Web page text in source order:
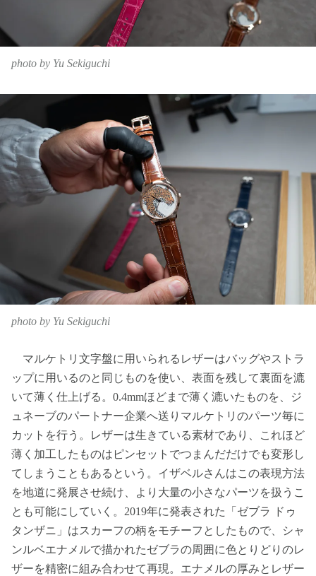
photo by Yu Sekiguchi
photo by Yu Sekiguchi
マルケトリ文字盤に用いられるレザーはバッグやストラ
ップに用いるのと同じものを使い、表面を残して裏面を漉
いて薄く仕上げる。0.4mmほどまで薄く漉いたものを、ジ
ュネーブのパートナー企業へ送りマルケトリのパーツ毎に
カットを行う。レザーは生きている素材であり、これほど
薄く加工したものはピンセットでつまんだだけでも変形し
てしまうこともあるという。イザベルさんはこの表現方法
を地道に発展させ続け、より大量の小さなパーツを扱うこ
とも可能にしていく。2019年に発表された「ゼブラ ドゥ
タンザニ」はスカーフの柄をモチーフとしたもので、シャ
ンルベエナメルで描かれたゼブラの周囲に色とりどりのレ
ザーを精密に組み合わせて再現。エナメルの厚みとレザー